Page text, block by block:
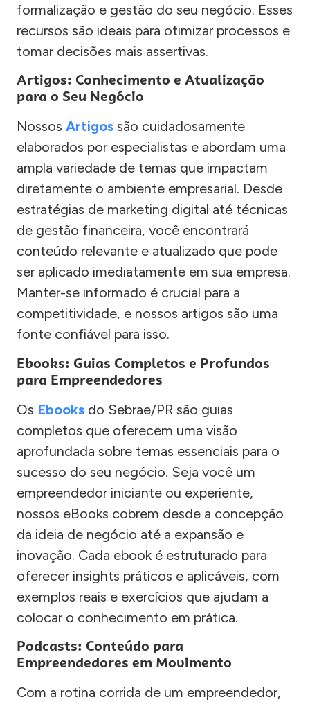
formalização e gestão do seu negócio. Esses
recursos são ideais para otimizar processos e
tomar decisões mais assertivas.
Artigos: Conhecimento e Atualização
para o Seu Negócio
Nossos Artigos são cuidadosamente
elaborados por especialistas e abordam uma
ampla variedade de temas que impactam
diretamente o ambiente empresarial. Desde
estratégias de marketing digital até técnicas
de gestão financeira, você encontrará
conteúdo relevante e atualizado que pode
ser aplicado imediatamente em sua empresa.
Manter-se informado é crucial para a
competitividade, e nossos artigos são uma
fonte confiável para isso.
Ebooks: Guias Completos e Profundos
para Empreendedores
Os Ebooks do Sebrae/PR são guias
completos que oferecem uma visão
aprofundada sobre temas essenciais para o
sucesso do seu negócio. Seja você um
empreendedor iniciante ou experiente,
nossos eBooks cobrem desde a concepção
da ideia de negócio até a expansão e
inovação. Cada ebook é estruturado para
oferecer insights práticos e aplicáveis, com
exemplos reais e exercícios que ajudam a
colocar o conhecimento em prática.
Podcasts: Conteúdo para
Empreendedores em Movimento
Com a rotina corrida de um empreendedor,